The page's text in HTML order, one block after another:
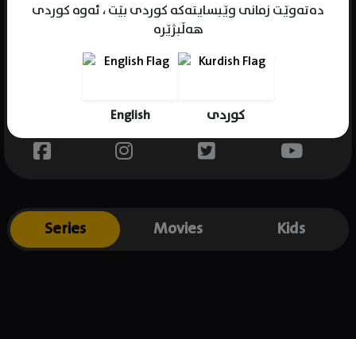
دەتەوێت زمانی وێبسایتەکە کوردی بێت ، ئەوە کوردی
هەڵبژێرە
English کوردی
Gender : male
Place of birth : USA
Series Movies Kids